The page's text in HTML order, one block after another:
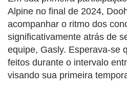
Alpine no final de 2024,
acompanhar o ritmo dos
significativamente atrás de
equipe, Gasly. Esperava-se
feitos durante o intervalo
visando sua primeira